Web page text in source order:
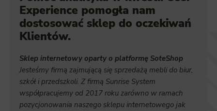
Experience pomogła nam
dostosować sklep do oczekiwań
Klientów.
Sklep internetowy oparty o platformę SoteShop
Jesteśmy firmą zajmującą się sprzedażą mebli do biur,
szkół i przedszkoli. Z firmą Sunrise System
współpracujemy od 2017 roku zarówno w ramach
pozycjonowania naszego sklepu internetowego jak